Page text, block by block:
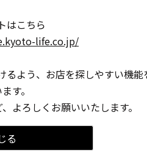
はこちら
life.co.jp/
よう、お店を探しやすい機能
す。
よろしくお願いいたします。
る